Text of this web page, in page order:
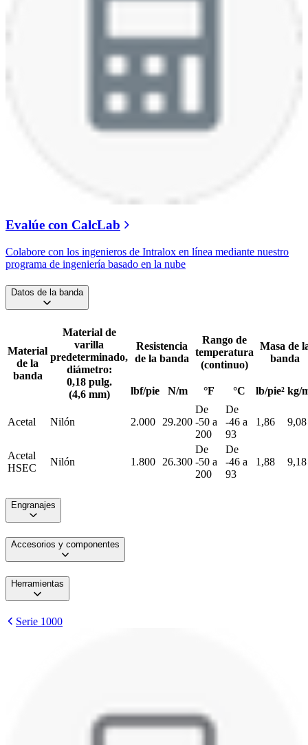
Evalúe con CalcLab
Colabore con los ingenieros de Intralox en línea mediante nuestro
programa de ingeniería basado en la nube
Datos de la banda
Material
de la
banda
Material de
varilla
predeterminado,
diámetro:
0,18 pulg.
(4,6 mm)
Resistencia
de la banda
Rango de
temperatura
(continuo)
Masa de
banda
lbf/pie N/m °F °C lb/pie² kg/
Acetal Nilón 2.000 29.200
De
-50 a
200
De
-46 a
93
1,86 9,08
Acetal
HSEC
Nilón 1.800 26.300
De
-50 a
200
De
-46 a
93
1,88 9,18
Engranajes
Accesorios y componentes
Herramientas
Serie 1000